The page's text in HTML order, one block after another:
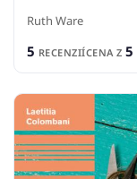
Ruth Ware
5 RECENZIÍCENA Z 5